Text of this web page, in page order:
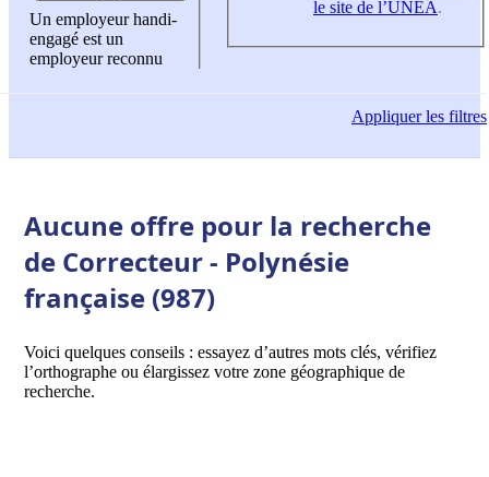
Un employeur handi-
engagé est un
employeur reconnu
le site de l’UNEA.
Appliquerles filtres
Aucune offre pour la recherche
de Correcteur - Polynésie
française (987)
Voici quelques conseils : essayez d’autres mots clés, vérifiez
l’orthographe ou élargissez votre zone géographique de
recherche.